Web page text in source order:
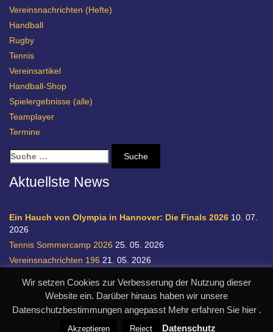
Vereinsnachrichten (Hefte)
Handball
Rugby
Tennis
Vereinsartikel
Handball-Shop
Spielergebnisse (alle)
Teamplayer
Termine
S
u
c
n
a
c
:
Aktuellste News
Ein Hauch von Olympia in Hannover: Die Finals 2026 10. 07.
2026
Tennis Sommercamp 2026 25. 05. 2026
Vereinsnachrichten 196 21. 05. 2026
Relegation 1. Bundesliga Damen
28. 04. 2026
Wir setzen Cookies zur Verbesserung der Nutzung dieser
Website ein. Darüber hinaus haben wir unsere
Datenschutzbestimmungen angepasst Mehr erfahren Sie hier .
Akzeptieren Reject Datenschutz